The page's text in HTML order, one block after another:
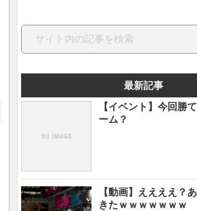
最新記事
【イベント】今回勝
ーム？
【動画】ええええ？
きたｗｗｗｗｗｗｗ